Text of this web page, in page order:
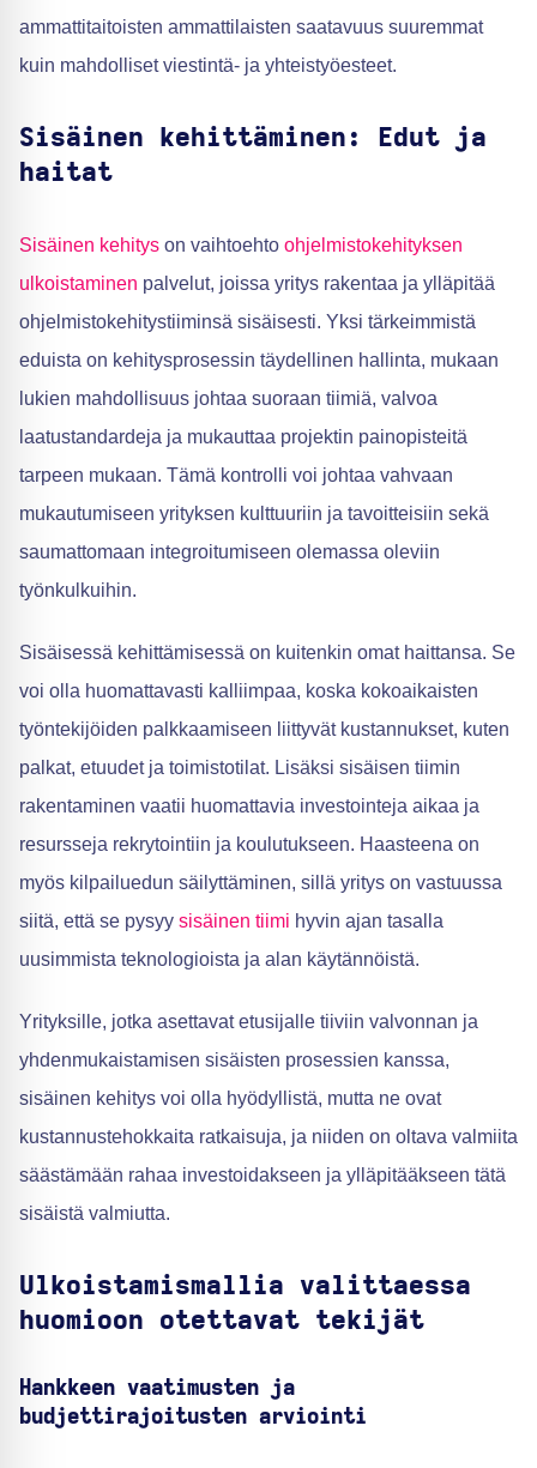
ammattitaitoisten ammattilaisten saatavuus suuremmat
kuin mahdolliset viestintä- ja yhteistyöesteet.
Sisäinen kehittäminen: Edut ja
haitat
Sisäinen kehitys on vaihtoehto ohjelmistokehityksen
ulkoistaminen palvelut, joissa yritys rakentaa ja ylläpitää
ohjelmistokehitystiiminsä sisäisesti. Yksi tärkeimmistä
eduista on kehitysprosessin täydellinen hallinta, mukaan
lukien mahdollisuus johtaa suoraan tiimiä, valvoa
laatustandardeja ja mukauttaa projektin painopisteitä
tarpeen mukaan. Tämä kontrolli voi johtaa vahvaan
mukautumiseen yrityksen kulttuuriin ja tavoitteisiin sekä
saumattomaan integroitumiseen olemassa oleviin
työnkulkuihin.
Sisäisessä kehittämisessä on kuitenkin omat haittansa. Se
voi olla huomattavasti kalliimpaa, koska kokoaikaisten
työntekijöiden palkkaamiseen liittyvät kustannukset, kuten
palkat, etuudet ja toimistotilat. Lisäksi sisäisen tiimin
rakentaminen vaatii huomattavia investointeja aikaa ja
resursseja rekrytointiin ja koulutukseen. Haasteena on
myös kilpailuedun säilyttäminen, sillä yritys on vastuussa
siitä, että se pysyy sisäinen tiimi hyvin ajan tasalla
uusimmista teknologioista ja alan käytännöistä.
Yrityksille, jotka asettavat etusijalle tiiviin valvonnan ja
yhdenmukaistamisen sisäisten prosessien kanssa,
sisäinen kehitys voi olla hyödyllistä, mutta ne ovat
kustannustehokkaita ratkaisuja, ja niiden on oltava valmiita
säästämään rahaa investoidakseen ja ylläpitääkseen tätä
sisäistä valmiutta.
Ulkoistamismallia valittaessa
huomioon otettavat tekijät
Hankkeen vaatimusten ja
budjettirajoitusten arviointi